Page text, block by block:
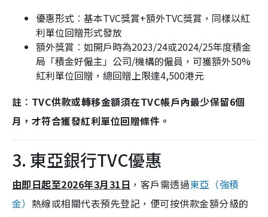
優惠形式︰基本TVC獎賞+額外TVC獎賞，同樣以紅
利單位回贈形式發放
額外獎賞︰如開戶時為2023/24或2024/25年度積金
局「積金好僱主」公司/機構的僱員，可獲額外50%
紅利單位回贈，總回贈上限達4,500港元
註︰TVC供款或轉移金額須在TVC帳戶內最少保留6個
月，才符合獲發紅利單位回贈條件。
3. 東亞銀行TVC優惠
由即日起至2026年3月31日 ，客戶需透過東亞（強積
金） 熱線或相關代表預先登記，便可按供款金額分級的